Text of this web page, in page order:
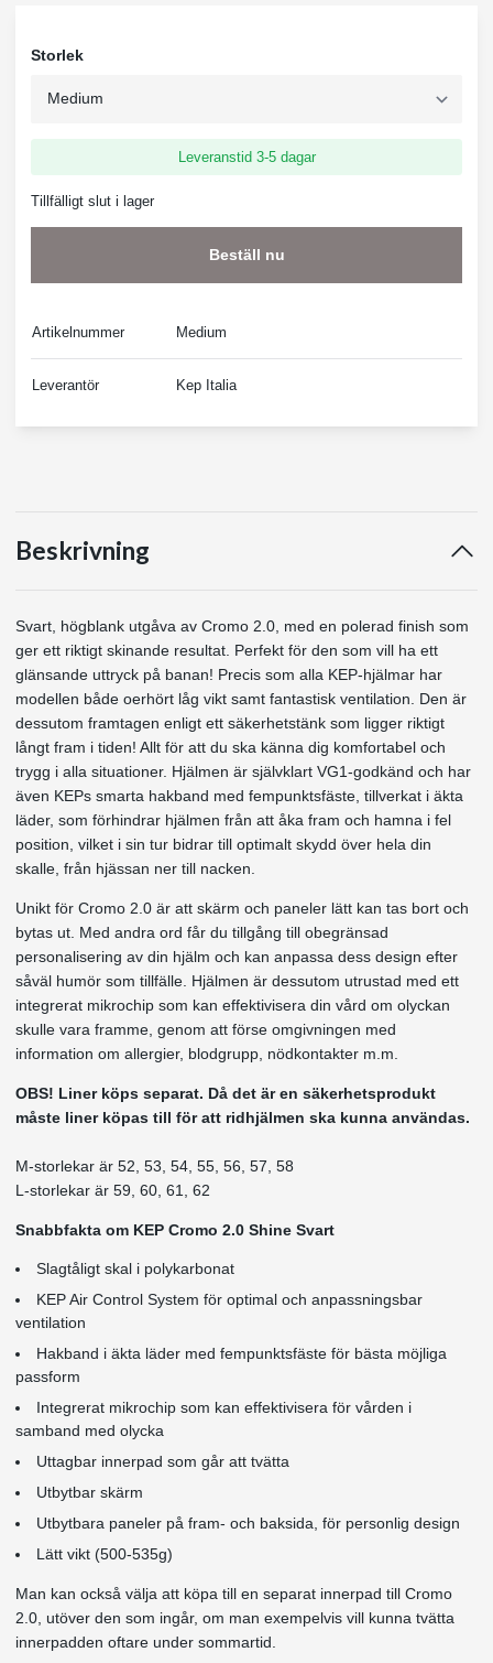
Storlek
Leveranstid 3-5 dagar
Tillfälligt slut i lager
Beställ nu
Artikelnummer Medium
Leverantör Kep Italia
Beskrivning
Svart, högblank utgåva av Cromo 2.0, med en polerad finish som
ger ett riktigt skinande resultat. Perfekt för den som vill ha ett
glänsande uttryck på banan! Precis som alla KEP-hjälmar har
modellen både oerhört låg vikt samt fantastisk ventilation. Den är
dessutom framtagen enligt ett säkerhetstänk som ligger riktigt
långt fram i tiden! Allt för att du ska känna dig komfortabel och
trygg i alla situationer. Hjälmen är självklart VG1-godkänd och har
även KEPs smarta hakband med fempunktsfäste, tillverkat i äkta
läder, som förhindrar hjälmen från att åka fram och hamna i fel
position, vilket i sin tur bidrar till optimalt skydd över hela din
skalle, från hjässan ner till nacken.
Unikt för Cromo 2.0 är att skärm och paneler lätt kan tas bort och
bytas ut. Med andra ord får du tillgång till obegränsad
personalisering av din hjälm och kan anpassa dess design efter
såväl humör som tillfälle. Hjälmen är dessutom utrustad med ett
integrerat mikrochip som kan effektivisera din vård om olyckan
skulle vara framme, genom att förse omgivningen med
information om allergier, blodgrupp, nödkontakter m.m.
OBS! Liner köps separat. Då det är en säkerhetsprodukt
måste liner köpas till för att ridhjälmen ska kunna användas.
M-storlekar är 52, 53, 54, 55, 56, 57, 58
L-storlekar är 59, 60, 61, 62
Snabbfakta om KEP Cromo 2.0 Shine Svart
Slagtåligt skal i polykarbonat
KEP Air Control System för optimal och anpassningsbar
ventilation
Hakband i äkta läder med fempunktsfäste för bästa möjliga
passform
Integrerat mikrochip som kan effektivisera för vården i
samband med olycka
Uttagbar innerpad som går att tvätta
Utbytbar skärm
Utbytbara paneler på fram- och baksida, för personlig design
Lätt vikt (500-535g)
Man kan också välja att köpa till en separat innerpad till Cromo
2.0, utöver den som ingår, om man exempelvis vill kunna tvätta
innerpadden oftare under sommartid.